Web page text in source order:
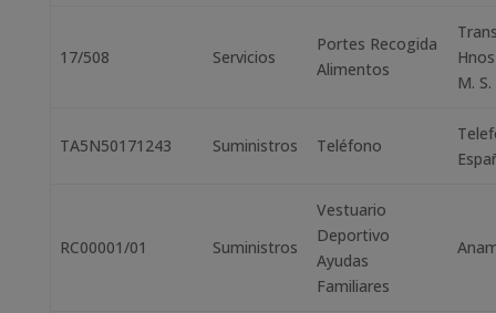
17/508 Servicios
Portes Recogida
Alimentos
M. S.
TA5N50171243 Suministros Teléfono
RC00001/01 Suministros
Vestuario
Deportivo
Ayudas
Familiares